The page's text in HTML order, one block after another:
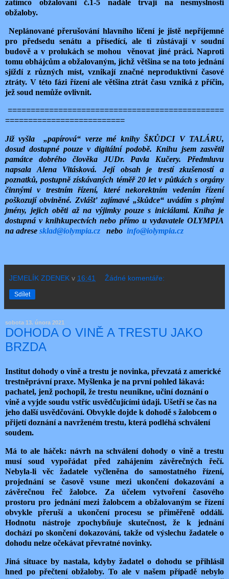
zatímco obžalovaní č.1-5 nadále trvají na nesmyslnosti
obžaloby.
Neplánované přerušování hlavního líčení je jistě nepříjemné
pro předsedu senátu a přísedící, ale ti zůstávají v soudní
budově a v prolukách se mohou věnovat jiné práci. Naproti
tomu obhájcům a obžalovaným, jichž většina se na toto jednání
sjíždí z různých míst, vznikají značné neproduktivní časové
ztráty. V této fázi řízení ale většina ztrát času vzniká z příčin,
jež soud nemůže ovlivnit.
===============================================
==========================
Již vyšla
„papírová“ verze mé knihy ŠKŮDCI V TALÁRU,
dosud dostupné pouze v digitální podobě. Knihu jsem zasvětil
památce dobrého člověka JUDr. Pavla Kučery. Předmluvu
napsala Alena Vitásková. Její obsah je trestí zkušeností a
poznatků, postupně získávaných téměř 20 let v půtkách s orgány
činnými v trestním řízení, které nekorektním vedením řízení
poškozují obviněné. Zvlášť zajímavé „škůdce“ uvádím s plnými
jmény, jejich oběti až na výjimky pouze s iniciálami. Kniha je
dostupná v knihkupectvích nebo přímo u vydavatele OLYMPIA
na adrese sklad@iolympia.cz nebo info@iolympia.cz
JEMELÍK ZDENEK v 16:41 Žádné komentáře:
Sdílet
sobota 13. února 2021
DOHODA O VINĚ A TRESTU JAKO
BRZDA
Institut dohody o vině a trestu je novinka, převzatá z americké
trestněprávní praxe. Myšlenka je na první pohled lákavá:
pachatel, jenž pochopil, že trestu neunikne, učiní doznání o
vině a vyjde soudu vstříc usvědčujícími údaji. Ušetří se čas na
jeho další usvědčování. Obvykle dojde k dohodě s žalobcem o
přijetí doznání a navrženém trestu, která podléhá schválení
soudem.
Má to ale háček: návrh na schválení dohody o vině a trestu
musí soud vypořádat před zahájením závěrečných řečí.
Nebyla-li věc žadatele vyčleněna do samostatného řízení,
projednání se časově vsune mezi ukončení dokazování a
závěrečnou řeč žalobce. Za účelem vytvoření časového
prostoru pro jednání mezi žalobcem a obžalovaným se řízení
obvykle přeruší a ukončení procesu se přiměřeně oddálí.
Hodnotu nástroje zpochybňuje skutečnost, že k jednání
dochází po skončení dokazování, takže od výslechu žadatele o
dohodu nelze očekávat převratné novinky.
Jiná situace by nastala, kdyby žadatel o dohodu se přihlásil
hned po přečtení obžaloby. To ale v našem případě nebylo